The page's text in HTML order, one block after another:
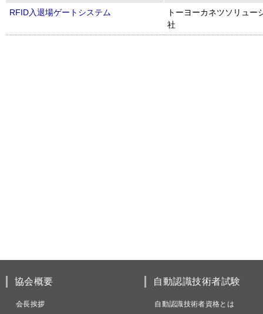
RFID入退場ゲートシステム
トーヨーカネツソリュー
社
協会概要
会長挨拶
自動認識技術者試験
自動認識技術者資格とは